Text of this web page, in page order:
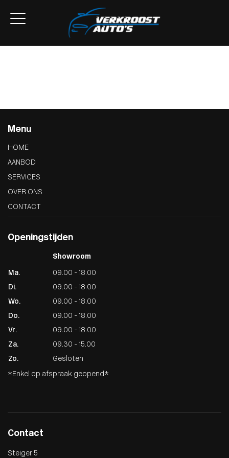
Aanbod
Over ons
Menu
HOME
AANBOD
SERVICES
OVER ONS
CONTACT
Openingstijden
Showroom
Ma.
09.00 - 18.00
Di.
09.00 - 18.00
Wo.
09.00 - 18.00
Do.
09.00 - 18.00
Vr.
09.00 - 18.00
Za.
09.30 - 15.00
Zo.
Gesloten
*Enkel op afspraak geopend*
Contact
Steiger 5